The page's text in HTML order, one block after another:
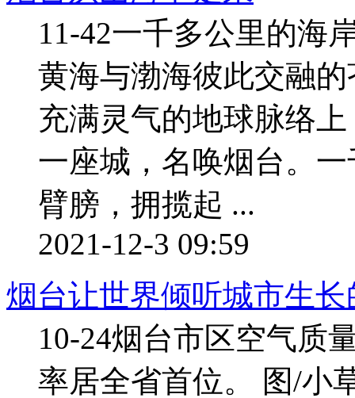
11-42一千多公里的海
黄海与渤海彼此交融
充满灵气的地球脉络
一座城，名唤烟台。
臂膀，拥揽起 ...
2021-12-3 09:59
烟台让世界倾听城市生长
10-24烟台市区空气质
率居全省首位。 图/小